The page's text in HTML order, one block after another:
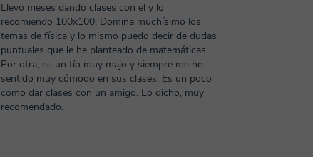
Llevo meses dando clases con el y lo
recomiendo 100x100. Domina muchísimo los
temas de física y lo mismo puedo decir de dudas
puntuales que le he planteado de matemáticas.
Por otra, es un tío muy majo y siempre me he
sentido muy cómodo en sus clases. Es un poco
como dar clases con un amigo. Lo dicho, muy
recomendado.